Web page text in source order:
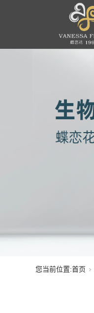
您当前位置:首页